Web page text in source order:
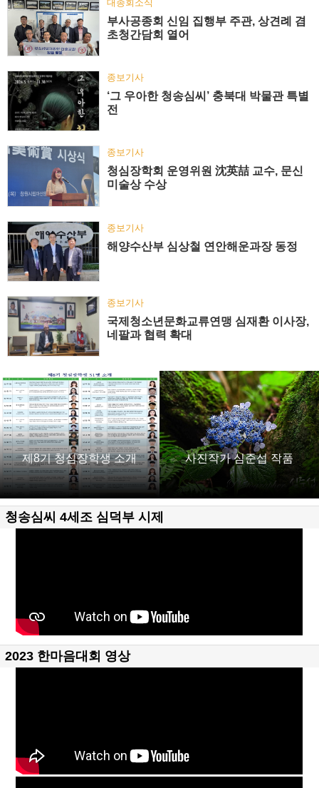
대종회소식
부사공종회 신임 집행부 주관, 상견례 겸
초청간담회 열어
종보기사
‘그 우아한 청송심씨’ 충북대 박물관 특별
전
종보기사
청심장학회 운영위원 沈英喆 교수, 문신
미술상 수상
종보기사
해양수산부 심상철 연안해운과장 동정
종보기사
국제청소년문화교류연맹 심재환 이사장,
네팔과 협력 확대
제8기 청심장학생 소개 사진작가 심준섭 작품
청송심씨 4세조 심덕부 시제
2023 한마음대회 영상